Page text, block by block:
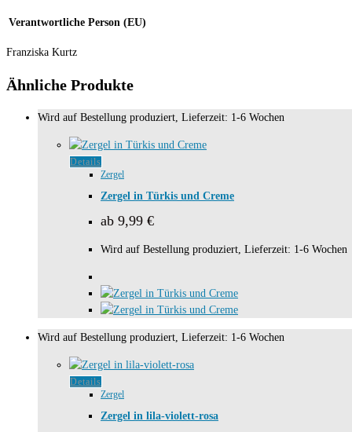
Verantwortliche Person (EU)
Franziska Kurtz
Ähnliche Produkte
Wird auf Bestellung produziert, Lieferzeit: 1-6 Wochen
Details
Produkt
weist
Varianten
auf.
können
auf
Produktseite
gewählt
werden
Zergel
Zergel in Türkis und Creme
ab 9,99 €
Wird auf Bestellung produziert, Lieferzeit: 1-6 Wochen
Wird auf Bestellung produziert, Lieferzeit: 1-6 Wochen
Details
Produkt
weist
Zergel
Zergel in lila-violett-rosa